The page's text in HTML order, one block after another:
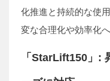
化推進と持続的な使
変な合理化や効率化
「StarLift150」: